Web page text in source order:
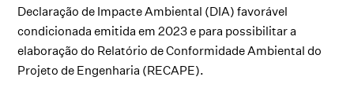
Declaração de Impacte Ambiental (DIA) favorável
condicionada emitida em 2023 e para possibilitar a
elaboração do Relatório de Conformidade Ambiental do
Projeto de Engenharia (RECAPE).